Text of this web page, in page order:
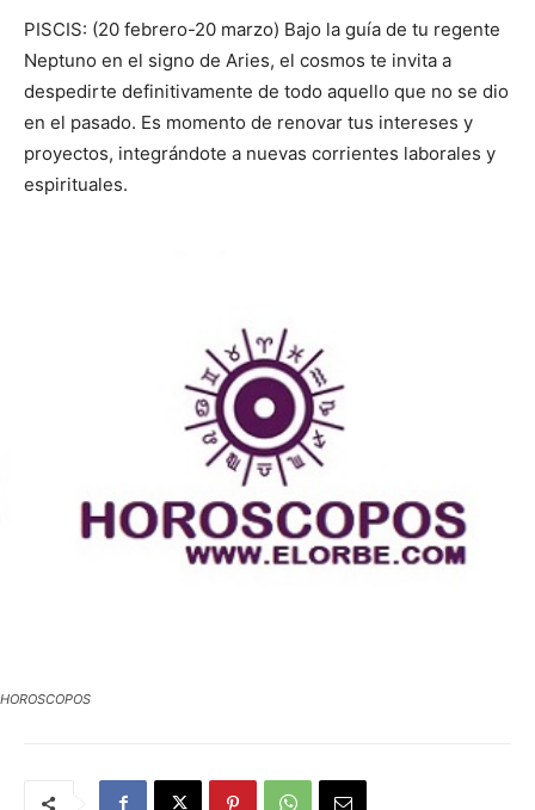
PISCIS: (20 febrero-20 marzo) Bajo la guía de tu regente
Neptuno en el signo de Aries, el cosmos te invita a
despedirte definitivamente de todo aquello que no se dio
en el pasado. Es momento de renovar tus intereses y
proyectos, integrándote a nuevas corrientes laborales y
espirituales.
HOROSCOPOS